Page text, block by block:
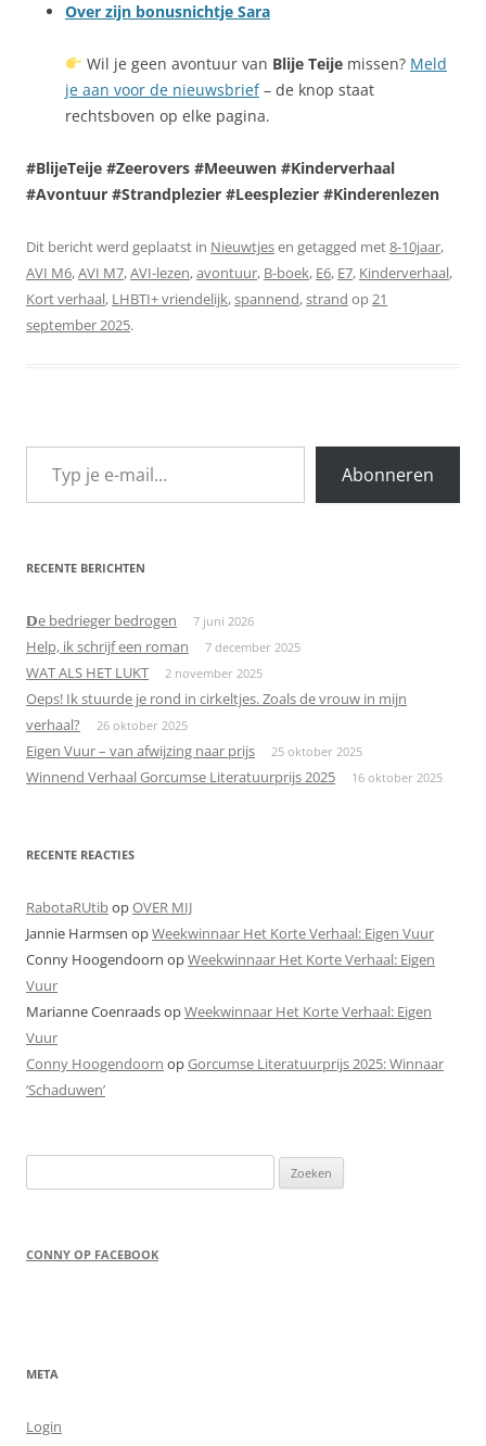
Over zijn bonusnichtje Sara
Wil je geen avontuur van Blije Teijemissen? Meld
je aan voor de nieuwsbrief– de knop staat
rechtsboven op elke pagina.
#BlijeTeije #Zeerovers #Meeuwen #Kinderverhaal
#Avontuur #Strandplezier #Leesplezier #Kinderenlezen
Dit bericht werd geplaatst in Nieuwtjesen getagged met8-10jaar,
AVI M6,AVI M7,AVI-lezen,avontuur, B-boek, E6, E7, Kinderverhaal,
Kort verhaal, LHBTI+ vriendelijk,spannend,strand op21
september 2025.
Typ je e-mail...
Abonneren
RECENTE BERICHTEN
𝗗e bedrieger bedrogen 7 juni 2026
Help, ik schrijf een roman 7 december 2025
WAT ALS HET LUKT 2 november 2025
Oeps! Ik stuurde je rond in cirkeltjes. Zoals de vrouw in mijn
verhaal?
26 oktober 2025
Eigen Vuur – van afwijzing naar prijs 25 oktober 2025
Winnend Verhaal Gorcumse Literatuurprijs 2025 16 oktober 2025
RECENTE REACTIES
RabotaRUtibopOVER MIJ
Jannie Harmsen opWeekwinnaar Het Korte Verhaal: Eigen Vuur
Conny Hoogendoorn opWeekwinnaar Het Korte Verhaal: Eigen
Vuur
Marianne CoenraadsopWeekwinnaar Het Korte Verhaal: Eigen
Vuur
Conny Hoogendoorn opGorcumse Literatuurprijs 2025: Winnaar
‘Schaduwen’
naar:
CONNY OP FACEBOOK
META
Login